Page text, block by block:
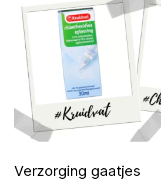
Verzorging gaatjes